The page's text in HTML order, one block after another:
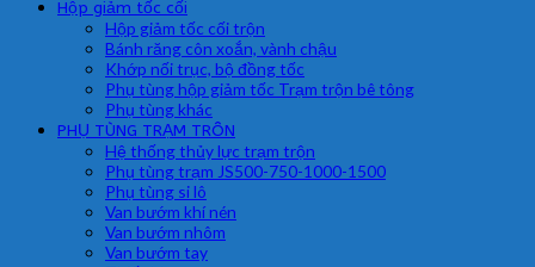
Hộp giảm tốc cối
Hộp giảm tốc cối trộn
Bánh răng côn xoắn, vành chậu
Khớp nối trục, bộ đồng tốc
Phụ tùng hộp giảm tốc Trạm trộn bê tông
Phụ tùng khác
PHỤ TÙNG TRẠM TRÔN
Hệ thống thủy lực trạm trộn
Phụ tùng trạm JS500-750-1000-1500
Phụ tùng si lô
Van bướm khí nén
Van bướm nhôm
Van bướm tay